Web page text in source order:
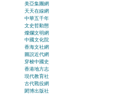
美亞集團網
天天在線網
中華五千年
文史哲動態
燦爛文明網
中國文化院
香海文社網
圖説近代網
穿梭中國史
香港地方志
現代教育社
古代戰役網
閎博出版社